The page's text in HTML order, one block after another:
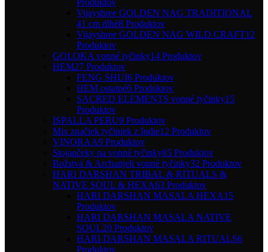
Vijayshree GOLDEN NAG TRADITIONAL
41 cm dlhé8 Produktov
Vijayshree GOLDEN NAG WILD CRAFT12
Produktov
GOLOKA vonné tyčinky14 Produktov
HEM27 Produktov
FENG SHUI6 Produktov
HEM ostatné6 Produktov
SACRED ELEMENTS vonné tyčinky15
Produktov
ISPALLA PERU9 Produktov
Mix značiek tyčiniek z Indie12 Produktov
VINORAA9 Produktov
Stojančeky na vonné tyčinky85 Produktov
Božstvá & Archanjeli vonné tyčinky32 Produktov
HARI DARSHAN TRIBAL & RITUALS &
NATIVE SOUL & HEXA63 Produktov
HARI DARSHAN MASALA HEXA15
Produktov
HARI DARSHAN MASALA NATIVE
SOUL20 Produktov
HARI DARSHAN MASALA RITUALS6
Produktov